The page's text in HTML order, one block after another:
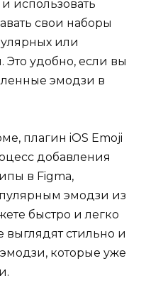
использовать
свои наборы
или
удобно, если вы
эмодзи в
плагин iOS Emoji
добавления
в Figma,
эмодзи из
быстро и легко
выглядят стильно и
которые уже